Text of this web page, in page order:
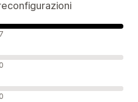
7
0
0